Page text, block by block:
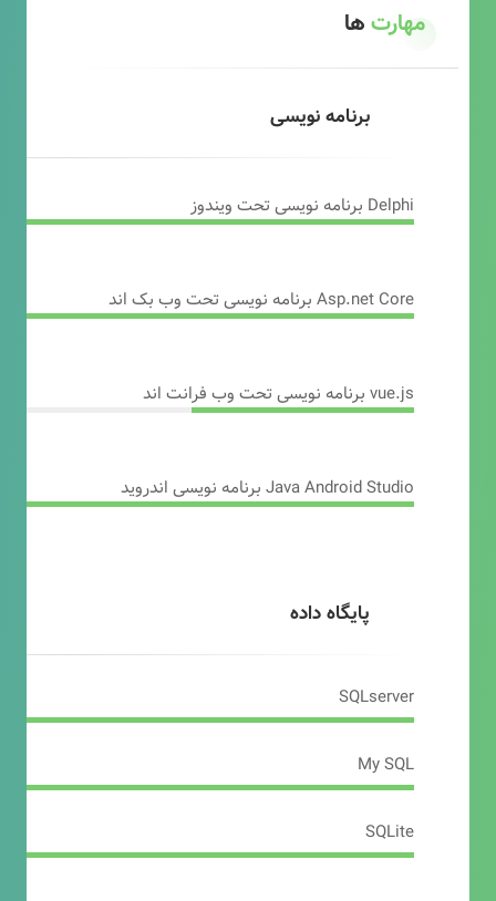
مهارتها
برنامه نویسی
Delphi برنامه نویسی تحت ویندوز
Asp.net Core برنامه نویسی تحت وب بک اند
vue.js برنامه نویسی تحت وب فرانت اند
Java Android Studio برنامه نویسی اندروید
پایگاه داده
SQLserver
My SQL
SQLite